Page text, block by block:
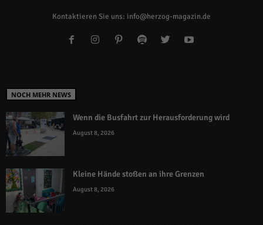
Kontaktieren Sie uns: info@herzog-magazin.de
NOCH MEHR NEWS
Wenn die Busfahrt zur Herausforderung wird
August 8, 2026
Kleine Hände stoßen an ihre Grenzen
August 8, 2026